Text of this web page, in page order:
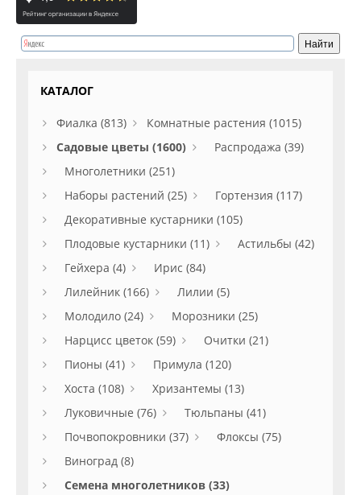
КАТАЛОГ
Фиалка (813)
Комнатные растения (1015)
Садовые цветы (1600)
Распродажа (39)
Многолетники (251)
Наборы растений (25)
Гортензия (117)
Декоративные кустарники (105)
Плодовые кустарники (11)
Астильбы (42)
Гейхера (4)
Ирис (84)
Лилейник (166)
Лилии (5)
Молодило (24)
Морозники (25)
Нарцисс цветок (59)
Очитки (21)
Пионы (41)
Примула (120)
Хоста (108)
Хризантемы (13)
Луковичные (76)
Тюльпаны (41)
Почвопокровники (37)
Флоксы (75)
Виноград (8)
Семена многолетников (33)